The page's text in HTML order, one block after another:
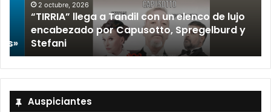
2 octubre, 2026
“TIRRIA” llega a Tandil con un elenco de lujo
encabezado por Capusotto, Spregelburd y
Stefani
Auspiciantes